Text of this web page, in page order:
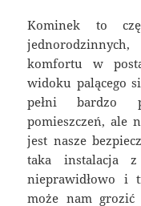
Kominek to
komfortu w
widoku palącego
pełni bardzo
pomieszczeń, ale
jest nasze
taka instalacja
nieprawidłowo i
może nam